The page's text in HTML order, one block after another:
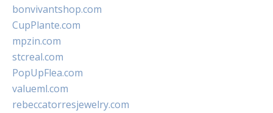
bonvivantshop.com
CupPlante.com
mpzin.com
stcreal.com
PopUpFlea.com
valueml.com
rebeccatorresjewelry.com